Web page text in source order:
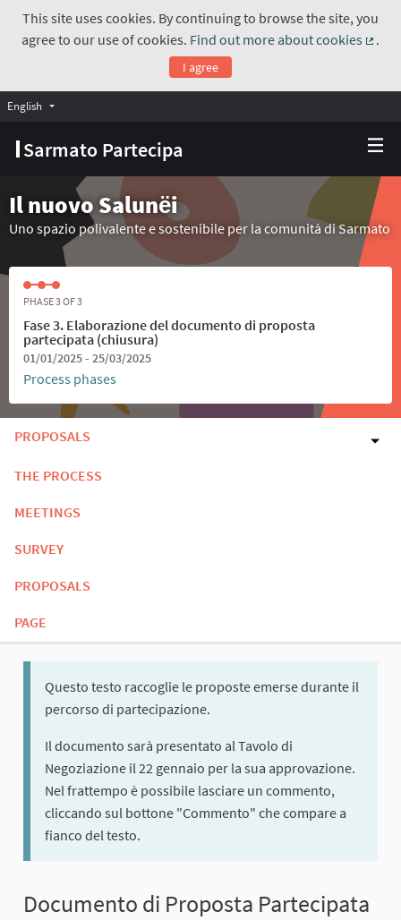
This site uses cookies. By continuing to browse the site, you
agree to our use of cookies. Find out more about cookies
.
I agree
Sarmato Partecipa
English Choose language
Il nuovo Salunёi
Uno spazio polivalente e sostenibile per la comunità di Sarmato
PHASE 3 OF 3
Fase 3. Elaborazione del documento di proposta
partecipata (chiusura)
01/01/2025 - 25/03/2025
Process phases
PROPOSALS
THE PROCESS
MEETINGS
SURVEY
PROPOSALS
PAGE
Questo testo raccoglie le proposte emerse durante il
percorso di partecipazione.
Il documento sarà presentato al Tavolo di
Negoziazione il 22 gennaio per la sua approvazione.
Nel frattempo è possibile lasciare un commento,
cliccando sul bottone "Commento" che compare a
fianco del testo.
Documento di Proposta Partecipata